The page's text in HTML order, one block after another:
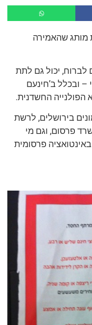
מותג שהאמירה
לברוח, יכול גם לתת
ובכלל ב’חינעם
הפולנייה החשדנית.
בירושלים, לרשת
פרסום, וגם מי
פרסומית